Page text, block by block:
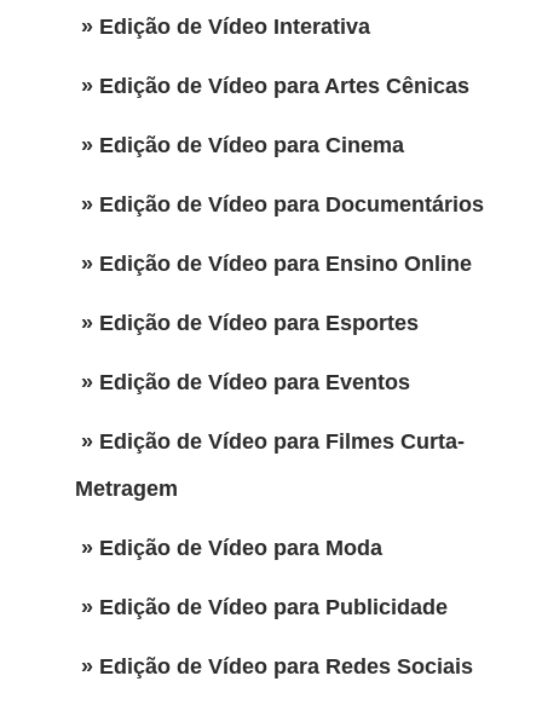
» Edição de Vídeo Interativa
» Edição de Vídeo para Artes Cênicas
» Edição de Vídeo para Cinema
» Edição de Vídeo para Documentários
» Edição de Vídeo para Ensino Online
» Edição de Vídeo para Esportes
» Edição de Vídeo para Eventos
» Edição de Vídeo para Filmes Curta-
Metragem
» Edição de Vídeo para Moda
» Edição de Vídeo para Publicidade
» Edição de Vídeo para Redes Sociais